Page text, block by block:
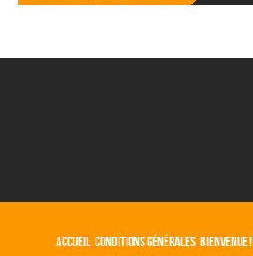
ACCUEIL CONDITIONS GÉNÉRALES BIENVENUE !